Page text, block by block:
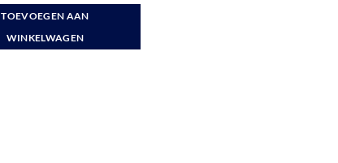
TOEVOEGEN AAN
WINKELWAGEN